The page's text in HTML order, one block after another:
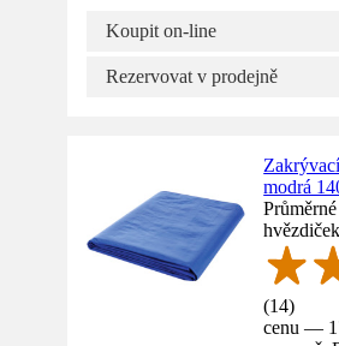
Koupit on-line
Rezervovat v prodejně
modrá
(14)
cenu —